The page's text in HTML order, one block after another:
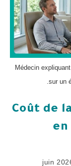
Médecin
sur un
Coût de
en